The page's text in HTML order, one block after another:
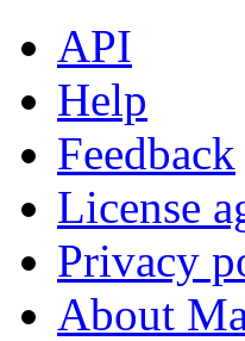
API
Help
Feedback
License
Privacy
About